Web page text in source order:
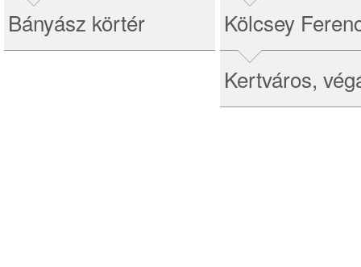
Bányász körtér
Kölcsey
Kertváros,